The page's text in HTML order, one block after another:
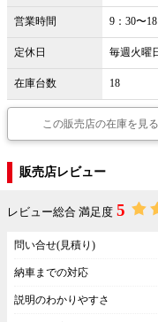
営業時間 9：30〜
定休日 毎週火曜
在庫台数 18
この販売店の在庫を見る
販売店レビュー
レビュー総合 満足度 5
問い合せ(見積り)
納車までの対応
説明のわかりやすさ